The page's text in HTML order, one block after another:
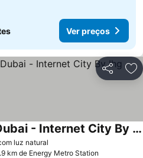
Ver preços
Partilhar
luz natural
Holiday Inn Express Dubai - Internet City By Ihg
km de Energy Metro Station